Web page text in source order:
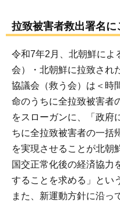
拉致被害者救出署名
令和7年2月、北朝鮮によ
会）・北朝鮮に拉致され
協議会（救う会）は＜時
命のうちに全拉致被害者
をスローガンに、「政府
ちに全拉致被害者の一括
を実現させることが北朝
国交正常化後の経済協力
することを求める」とい
また、新運動方針に沿っ